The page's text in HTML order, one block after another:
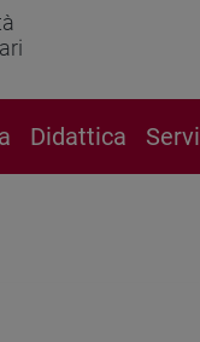
Didattica